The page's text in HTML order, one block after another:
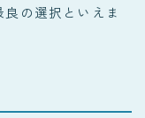
の選択といえま